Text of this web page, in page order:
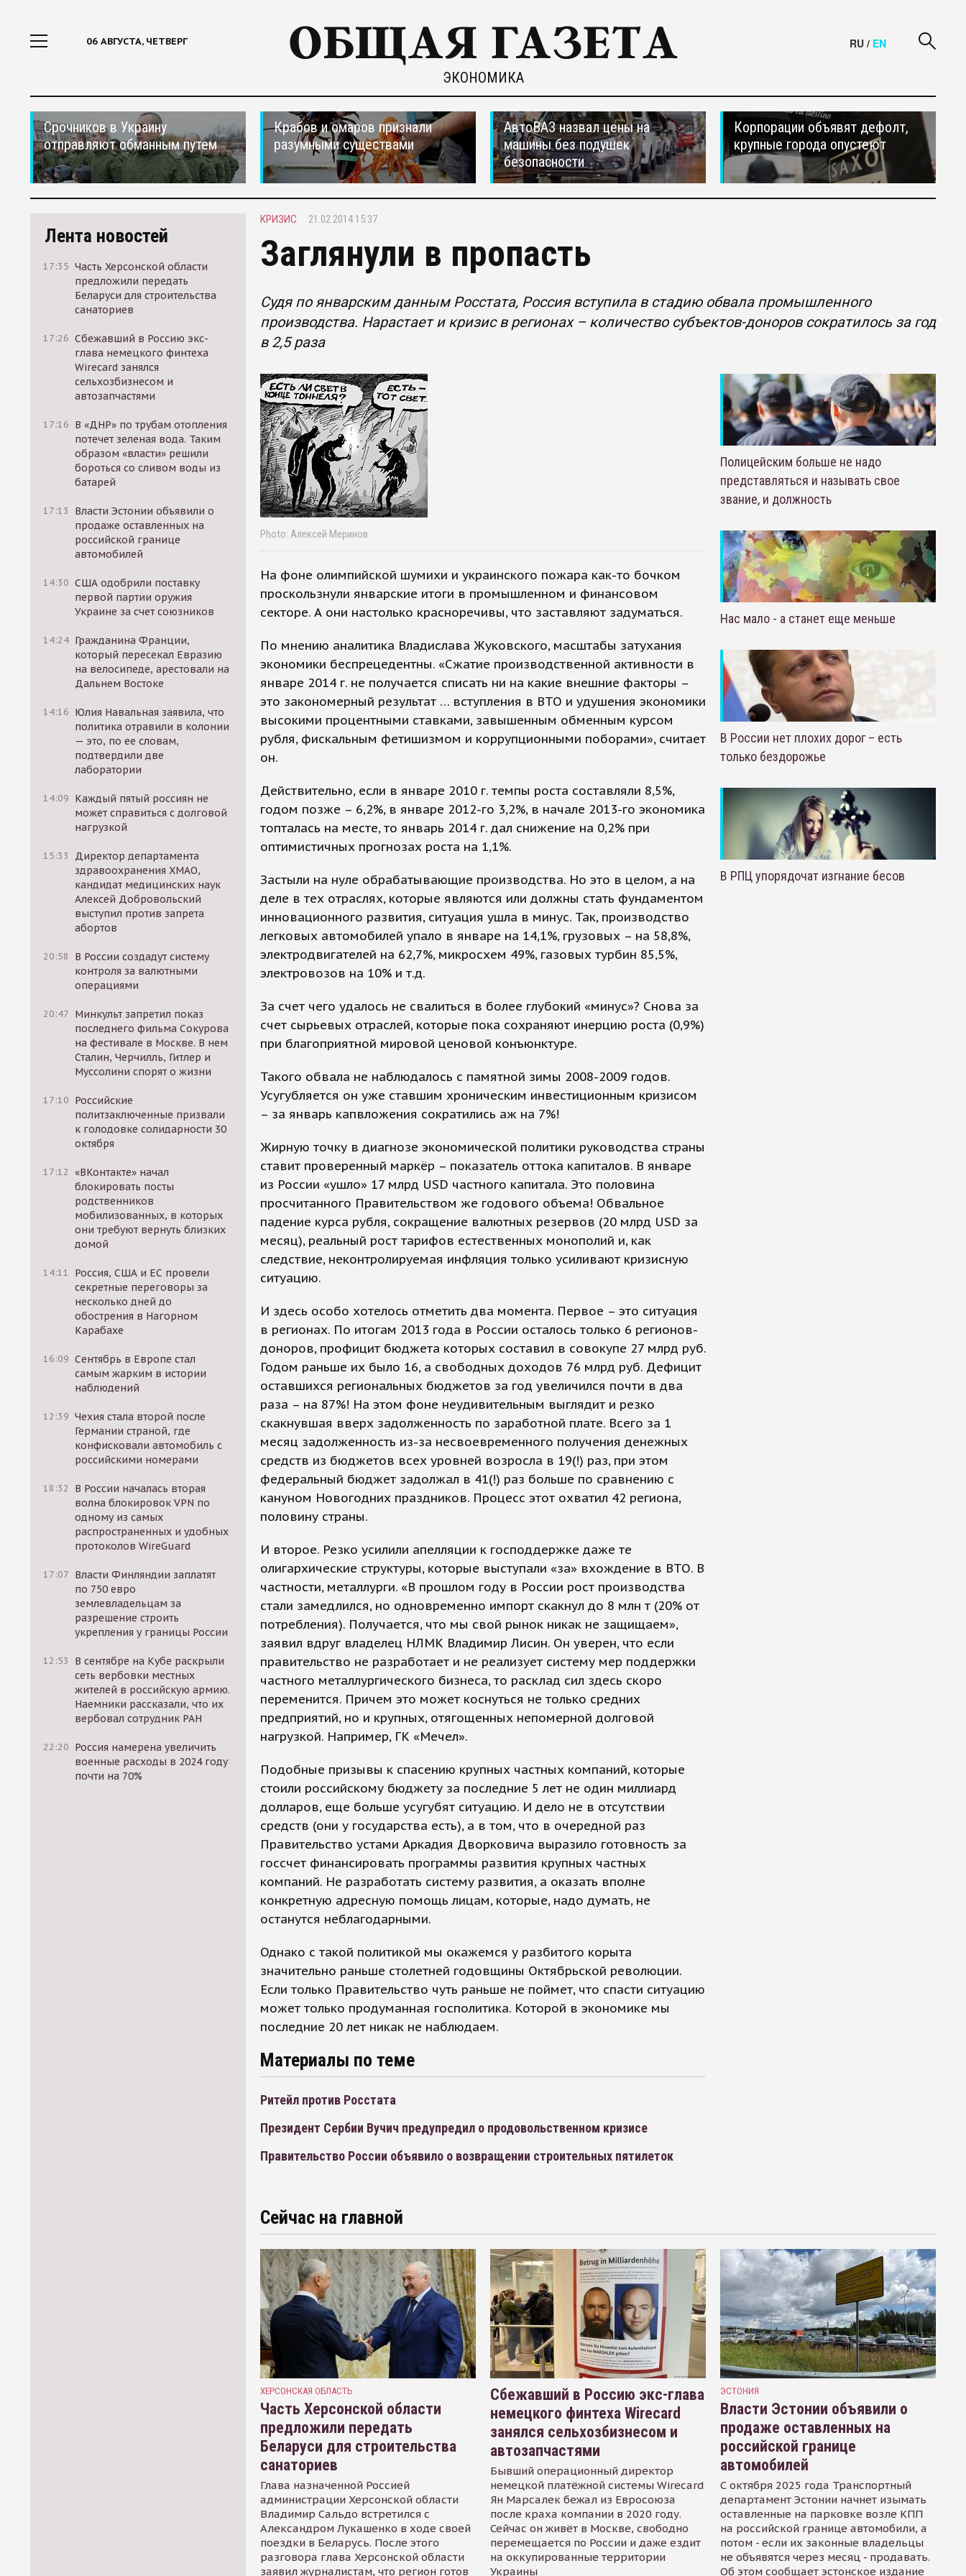
06 АВГУСТА, ЧЕТВЕРГ
ЭКОНОМИКА
RU / EN
Срочников в Украину
отправляют обманным путем
Крабов и омаров признали
разумными существами
АвтоВАЗ назвал цены на
машины без подушек
безопасности
Корпорации объявят дефолт,
крупные города опустеют
Лента новостей
17:35 Часть Херсонской области
предложили передать
Беларуси для строительства
санаториев
17:26 Сбежавший в Россию экс-
глава немецкого финтеха
Wirecard занялся
сельхозбизнесом и
автозапчастями
17:16 В «ДНР» по трубам отопления
потечет зеленая вода. Таким
образом «власти» решили
бороться со сливом воды из
батарей
17:13
Власти Эстонии объявили о
продаже оставленных на
российской границе
автомобилей
14:30 США одобрили поставку
первой партии оружия
Украине за счет союзников
14:24 Гражданина Франции,
который пересекал Евразию
на велосипеде, арестовали на
Дальнем Востоке
14:16 Юлия Навальная заявила, что
политика отравили в колонии
— это, по ее словам,
подтвердили две
лаборатории
14:09 Каждый пятый россиян не
может справиться с долговой
нагрузкой
15:33
Директор департамента
здравоохранения ХМАО,
кандидат медицинских наук
Алексей Добровольский
выступил против запрета
абортов
20:58
В России создадут систему
контроля за валютными
операциями
20:47 Минкульт запретил показ
последнего фильма Сокурова
на фестивале в Москве. В нем
Сталин, Черчилль, Гитлер и
Муссолини спорят о жизни
17:10 Российские
политзаключенные призвали
к голодовке солидарности 30
октября
17:12 «ВКонтакте» начал
блокировать посты
родственников
мобилизованных, в которых
они требуют вернуть близких
домой
14:11
Россия, США и ЕС провели
секретные переговоры за
несколько дней до
обострения в Нагорном
Карабахе
16:09 Сентябрь в Европе стал
самым жарким в истории
наблюдений
12:39 Чехия стала второй после
Германии страной, где
конфисковали автомобиль с
российскими номерами
18:32
В России началась вторая
волна блокировок VPN по
одному из самых
распространенных и удобных
протоколов WireGuard
17:07 Власти Финляндии заплатят
по 750 евро
землевладельцам за
разрешение строить
укрепления у границы России
12:53
В сентябре на Кубе раскрыли
сеть вербовки местных
жителей в российскую армию.
Наемники рассказали, что их
вербовал сотрудник РАН
22:20 Россия намерена увеличить
военные расходы в 2024 году
почти на 70%
КРИЗИС 21.02.2014 15:37
Заглянули в пропасть
Судя по январским данным Росстата, Россия вступила в стадию обвала промышленного
производства. Нарастает и кризис в регионах – количество субъектов-доноров сократилось за год
в 2,5 раза
Photo: Алексей Меринов
На фоне олимпийской шумихи и украинского пожара как-то бочком
проскользнули январские итоги в промышленном и финансовом
секторе. А они настолько красноречивы, что заставляют задуматься.
По мнению аналитика Владислава Жуковского, масштабы затухания
экономики беспрецедентны. «Сжатие производственной активности в
январе 2014 г. не получается списать ни на какие внешние факторы –
это закономерный результат … вступления в ВТО и удушения экономики
высокими процентными ставками, завышенным обменным курсом
рубля, фискальным фетишизмом и коррупционными поборами», считает
он.
Действительно, если в январе 2010 г. темпы роста составляли 8,5%,
годом позже – 6,2%, в январе 2012-го 3,2%, в начале 2013-го экономика
топталась на месте, то январь 2014 г. дал снижение на 0,2% при
оптимистичных прогнозах роста на 1,1%.
Застыли на нуле обрабатывающие производства. Но это в целом, а на
деле в тех отраслях, которые являются или должны стать фундаментом
инновационного развития, ситуация ушла в минус. Так, производство
легковых автомобилей упало в январе на 14,1%, грузовых – на 58,8%,
электродвигателей на 62,7%, микросхем 49%, газовых турбин 85,5%,
электровозов на 10% и т.д.
За счет чего удалось не свалиться в более глубокий «минус»? Снова за
счет сырьевых отраслей, которые пока сохраняют инерцию роста (0,9%)
при благоприятной мировой ценовой конъюнктуре.
Такого обвала не наблюдалось с памятной зимы 2008-2009 годов.
Усугубляется он уже ставшим хроническим инвестиционным кризисом
– за январь капвложения сократились аж на 7%!
Жирную точку в диагнозе экономической политики руководства страны
ставит проверенный маркёр – показатель оттока капиталов. В январе
из России «ушло» 17 млрд USD частного капитала. Это половина
просчитанного Правительством же годового объема! Обвальное
падение курса рубля, сокращение валютных резервов (20 млрд USD за
месяц), реальный рост тарифов естественных монополий и, как
следствие, неконтролируемая инфляция только усиливают кризисную
ситуацию.
И здесь особо хотелось отметить два момента. Первое – это ситуация
в регионах. По итогам 2013 года в России осталось только 6 регионов-
доноров, профицит бюджета которых составил в совокупе 27 млрд руб.
Годом раньше их было 16, а свободных доходов 76 млрд руб. Дефицит
оставшихся региональных бюджетов за год увеличился почти в два
раза – на 87%! На этом фоне неудивительным выглядит и резко
скакнувшая вверх задолженность по заработной плате. Всего за 1
месяц задолженность из-за несвоевременного получения денежных
средств из бюджетов всех уровней возросла в 19(!) раз, при этом
федеральный бюджет задолжал в 41(!) раз больше по сравнению с
кануном Новогодних праздников. Процесс этот охватил 42 региона,
половину страны.
И второе. Резко усилили апелляции к господдержке даже те
олигархические структуры, которые выступали «за» вхождение в ВТО. В
частности, металлурги. «В прошлом году в России рост производства
стали замедлился, но одновременно импорт скакнул до 8 млн т (20% от
потребления). Получается, что мы свой рынок никак не защищаем»,
заявил вдруг владелец НЛМК Владимир Лисин. Он уверен, что если
правительство не разработает и не реализует систему мер поддержки
частного металлургического бизнеса, то расклад сил здесь скоро
переменится. Причем это может коснуться не только средних
предприятий, но и крупных, отягощенных непомерной долговой
нагрузкой. Например, ГК «Мечел».
Подобные призывы к спасению крупных частных компаний, которые
стоили российскому бюджету за последние 5 лет не один миллиард
долларов, еще больше усугубят ситуацию. И дело не в отсутствии
средств (они у государства есть), а в том, что в очередной раз
Правительство устами Аркадия Дворковича выразило готовность за
госсчет финансировать программы развития крупных частных
компаний. Не разработать систему развития, а оказать вполне
конкретную адресную помощь лицам, которые, надо думать, не
останутся неблагодарными.
Однако с такой политикой мы окажемся у разбитого корыта
значительно раньше столетней годовщины Октябрьской революции.
Если только Правительство чуть раньше не поймет, что спасти ситуацию
может только продуманная госполитика. Которой в экономике мы
последние 20 лет никак не наблюдаем.
Материалы по теме
Ритейл против Росстата
Президент Сербии Вучич предупредил о продовольственном кризисе
Правительство России объявило о возвращении строительных пятилеток
Полицейским больше не надо
представляться и называть свое
звание, и должность
Нас мало - а станет еще меньше
В России нет плохих дорог – есть
только бездорожье
В РПЦ упорядочат изгнание бесов
Сейчас на главной
ХЕРСОНСКАЯ ОБЛАСТЬ
Часть Херсонской области
предложили передать
Беларуси для строительства
санаториев
Глава назначенной Россией
администрации Херсонской области
Владимир Сальдо встретился с
Александром Лукашенко в ходе своей
поездки в Беларусь. После этого
разговора глава Херсонской области
заявил журналистам, что регион готов
Сбежавший в Россию экс-глава
немецкого финтеха Wirecard
занялся сельхозбизнесом и
автозапчастями
Бывший операционный директор
немецкой платёжной системы Wirecard
Ян Марсалек бежал из Евросоюза
после краха компании в 2020 году.
Сейчас он живёт в Москве, свободно
перемещается по России и даже ездит
на оккупированные территории
Украины
ЭСТОНИЯ
Власти Эстонии объявили о
продаже оставленных на
российской границе
автомобилей
С октября 2025 года Транспортный
департамент Эстонии начнет изымать
оставленные на парковке возле КПП
на российской границе автомобили, а
потом - если их законные владельцы
не объявятся через месяц - продавать.
Об этом сообщает эстонское издание